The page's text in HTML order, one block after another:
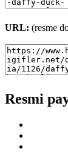
URL: (resme
Resmi